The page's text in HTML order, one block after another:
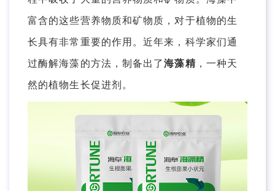
富含的这些营养物质和矿物质，对于植物的生
长具有非常重要的作用。近年来，科学家们通
过酶解海藻的方法，制备出了海藻精，一种天
然的植物生长促进剂。